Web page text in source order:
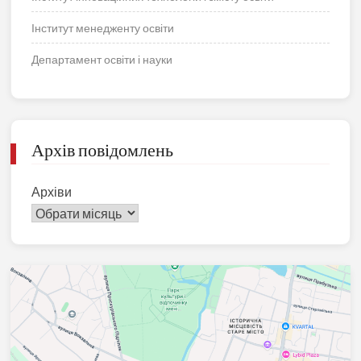
Інститут менедженту освіти
Департамент освіти і науки
Архів повідомлень
Архіви